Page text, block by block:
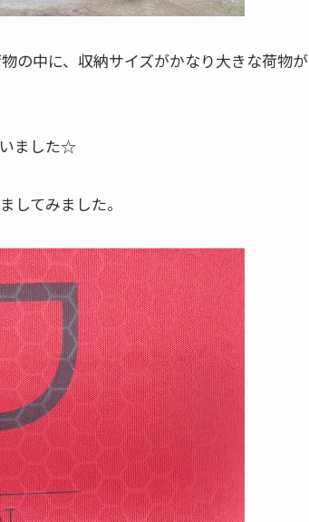
の中に、収納サイズがかなり大きな荷物が
いました☆
してみました。